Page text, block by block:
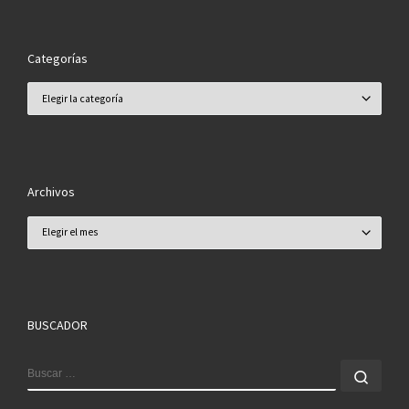
Categorías
Archivos
BUSCADOR
BUSCAR